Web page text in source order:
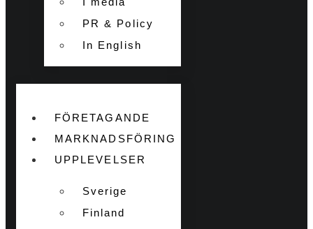
PR & Policy
In English
FÖRETAGANDE
MARKNADSFÖRING
UPPLEVELSER
Sverige
Finland